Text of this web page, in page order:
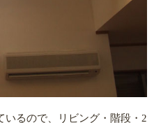
いるので、リビング・階段・2